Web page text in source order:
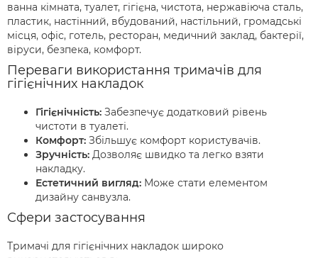
ванна кімната, туалет, гігієна, чистота, нержавіюча сталь,
пластик, настінний, вбудований, настільний, громадські
місця, офіс, готель, ресторан, медичний заклад, бактерії,
віруси, безпека, комфорт.
Переваги використання тримачів для
гігієнічних накладок
Гігієнічність: Забезпечує додатковий рівень
чистоти в туалеті.
Комфорт: Збільшує комфорт користувачів.
Зручність: Дозволяє швидко та легко взяти
накладку.
Естетичний вигляд: Може стати елементом
дизайну санвузла.
Сфери застосування
Тримачі для гігієнічних накладок широко